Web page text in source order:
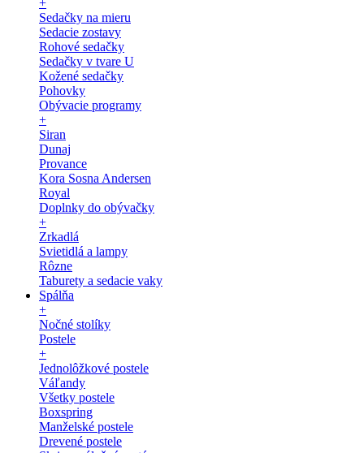
+
Sedačky na mieru
Sedacie zostavy
Rohové sedačky
Sedačky v tvare U
Kožené sedačky
Pohovky
Obývacie programy
+
Siran
Dunaj
Provance
Kora Sosna Andersen
Royal
Doplnky do obývačky
+
Zrkadlá
Svietidlá a lampy
Rôzne
Taburety a sedacie vaky
Spálňa
+
Nočné stolíky
Postele
+
Jednolôžkové postele
Váľandy
Všetky postele
Boxspring
Manželské postele
Drevené postele